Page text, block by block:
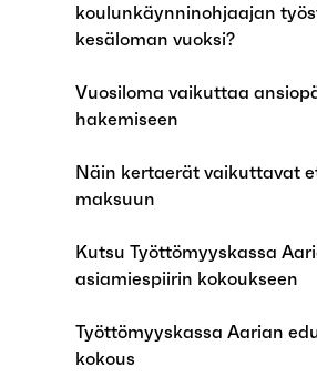
koulunkäynninohjaajan
kesäloman vuoksi?
Vuosiloma vaikuttaa
hakemiseen
Näin kertaerät vaikuttavat
maksuun
Kutsu Työttömyyskassa
asiamiespiirin kokoukseen
Työttömyyskassa Aarian
kokous